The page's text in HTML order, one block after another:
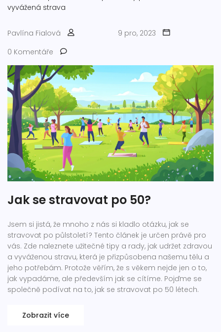
vyvážená strava
Pavlína Fialová
9 pro, 2023
0 Komentáře
Jak se stravovat po 50?
Jsem si jistá, že mnoho z nás si kladlo otázku, jak se
stravovat po půlstoletí? Tento článek je určen právě pro
vás. Zde naleznete užitečné tipy a rady, jak udržet zdravou
a vyváženou stravu, která je přizpůsobena našemu tělu a
jeho potřebám. Protože věřím, že s věkem nejde jen o to,
jak vypadáme, ale především jak se cítíme. Pojďme se
společně podívat na to, jak se stravovat po 50 létech.
Zobrazit více